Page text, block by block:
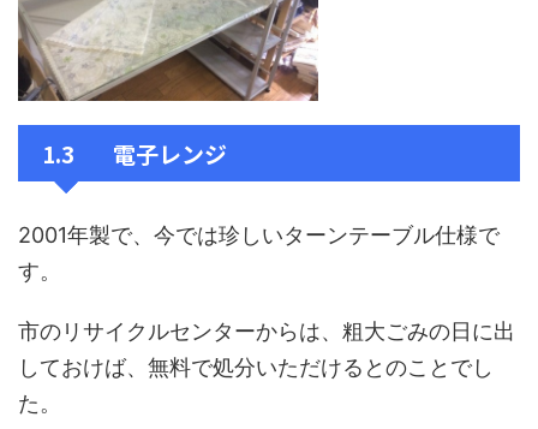
1.3 電子レンジ
2001年製で、今では珍しいターンテーブル仕様で
す。
市のリサイクルセンターからは、粗大ごみの日に出
しておけば、無料で処分いただけるとのことでし
た。